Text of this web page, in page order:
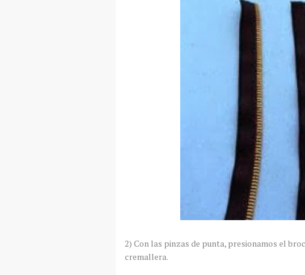
2) Con las pinzas de punta, presionamos el
cremallera.